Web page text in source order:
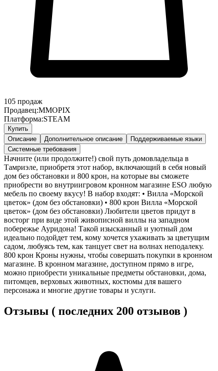
105 продаж
Продавец:MMOPIX
Платформа:STEAM
Купить
Описание
Дополнительное описание
Поддерживаемые языки
Системные требования
Начните (или продолжите!) свой путь домовладельца в
Тамриэле, приобретя этот набор, включающий в себя новый
дом без обстановки и 800 крон, на которые вы сможете
приобрести во внутриигровом кронном магазине ESO любую
мебель по своему вкусу! В набор входят: • Вилла «Морской
цветок» (дом без обстановки) • 800 крон Вилла «Морской
цветок» (дом без обстановки) Любители цветов придут в
восторг при виде этой живописной виллы на западном
побережье Ауридона! Такой изысканный и уютный дом
идеально подойдет тем, кому хочется ухаживать за цветущим
садом, любуясь тем, как танцует свет на волнах неподалеку.
800 крон Кроны нужны, чтобы совершать покупки в кронном
магазине. В кронном магазине, доступном прямо в игре,
можно приобрести уникальные предметы обстановки, дома,
питомцев, верховых животных, костюмы для вашего
персонажа и многие другие товары и услуги.
Отзывы ( последних 200 отзывов )